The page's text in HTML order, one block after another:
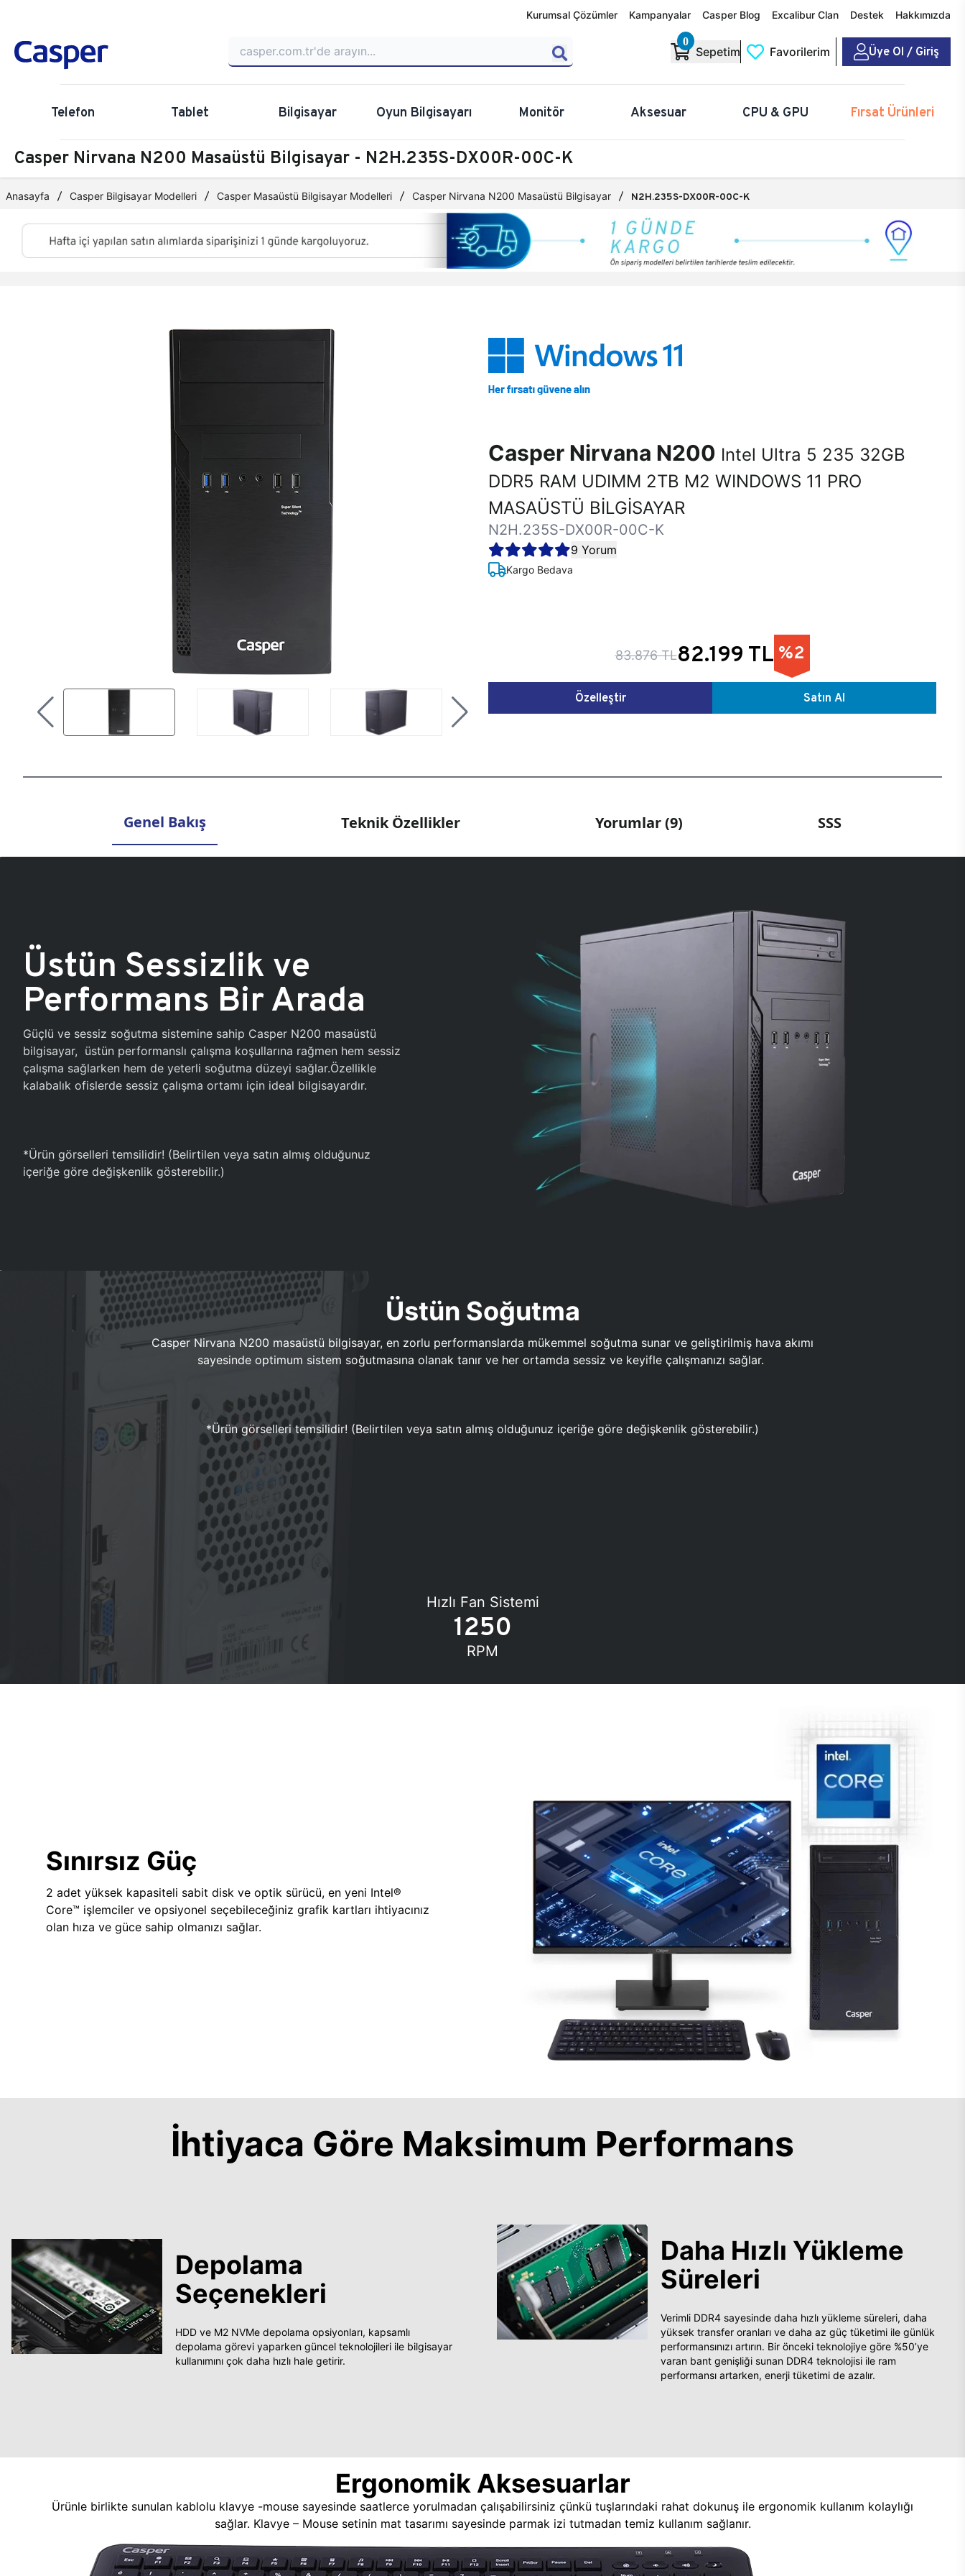
Kurumsal Çözümler Kampanyalar Casper Blog Excalibur Clan Destek Hakkımızda
0
Sepetim Favorilerim Üye Ol / Giriş
Telefon Tablet Bilgisayar Oyun Bilgisayarı Monitör Aksesuar CPU & GPU Fırsat Ürünleri
Casper Nirvana N200 Masaüstü Bilgisayar - N2H.235S-DX00R-00C-K
Anasayfa Casper Bilgisayar Modelleri Casper Masaüstü Bilgisayar Modelleri Casper Nirvana N200 Masaüstü Bilgisayar N2H.235S-DX00R-00C-K
Casper Nirvana N200 Intel Ultra 5 235 32GB
DDR5 RAM UDIMM 2TB M2 WINDOWS 11 PRO
MASAÜSTÜ BİLGİSAYAR
N2H.235S-DX00R-00C-K
9 Yorum
Kargo Bedava
83.876 TL82.199 TL %2
Özelleştir Satın Al
Genel Bakış Teknik Özellikler Yorumlar (9) SSS
Üstün Sessizlik ve
Performans Bir Arada
Güçlü ve sessiz soğutma sistemine sahip Casper N200 masaüstü
bilgisayar, üstün performanslı çalışma koşullarına rağmen hem sessiz
çalışma sağlarken hem de yeterli soğutma düzeyi sağlar.Özellikle
kalabalık ofislerde sessiz çalışma ortamı için ideal bilgisayardır.
*Ürün görselleri temsilidir! (Belirtilen veya satın almış olduğunuz
içeriğe göre değişkenlik gösterebilir.)
Üstün Soğutma
Casper Nirvana N200 masaüstü bilgisayar, en zorlu performanslarda mükemmel soğutma sunar ve geliştirilmiş hava akımı
sayesinde optimum sistem soğutmasına olanak tanır ve her ortamda sessiz ve keyifle çalışmanızı sağlar.
*Ürün görselleri temsilidir! (Belirtilen veya satın almış olduğunuz içeriğe göre değişkenlik gösterebilir.)
Hızlı Fan Sistemi
1250
RPM
Sınırsız Güç
2 adet yüksek kapasiteli sabit disk ve optik sürücü, en yeni Intel®
Core™ işlemciler ve opsiyonel seçebileceğiniz grafik kartları ihtiyacınız
olan hıza ve güce sahip olmanızı sağlar.
İhtiyaca Göre Maksimum Performans
Depolama
Seçenekleri
HDD ve M2 NVMe depolama opsiyonları, kapsamlı
depolama görevi yaparken güncel teknolojileri ile bilgisayar
kullanımını çok daha hızlı hale getirir.
Daha Hızlı Yükleme
Süreleri
Verimli DDR4 sayesinde daha hızlı yükleme süreleri, daha
yüksek transfer oranları ve daha az güç tüketimi ile günlük
performansınızı artırın. Bir önceki teknolojiye göre %50’ye
varan bant genişliği sunan DDR4 teknolojisi ile ram
performansı artarken, enerji tüketimi de azalır.
Ergonomik Aksesuarlar
Ürünle birlikte sunulan kablolu klavye -mouse sayesinde saatlerce yorulmadan çalışabilirsiniz çünkü tuşlarındaki rahat dokunuş ile ergonomik kullanım kolaylığı
sağlar. Klavye – Mouse setinin mat tasarımı sayesinde parmak izi tutmadan temiz kullanım sağlanır.